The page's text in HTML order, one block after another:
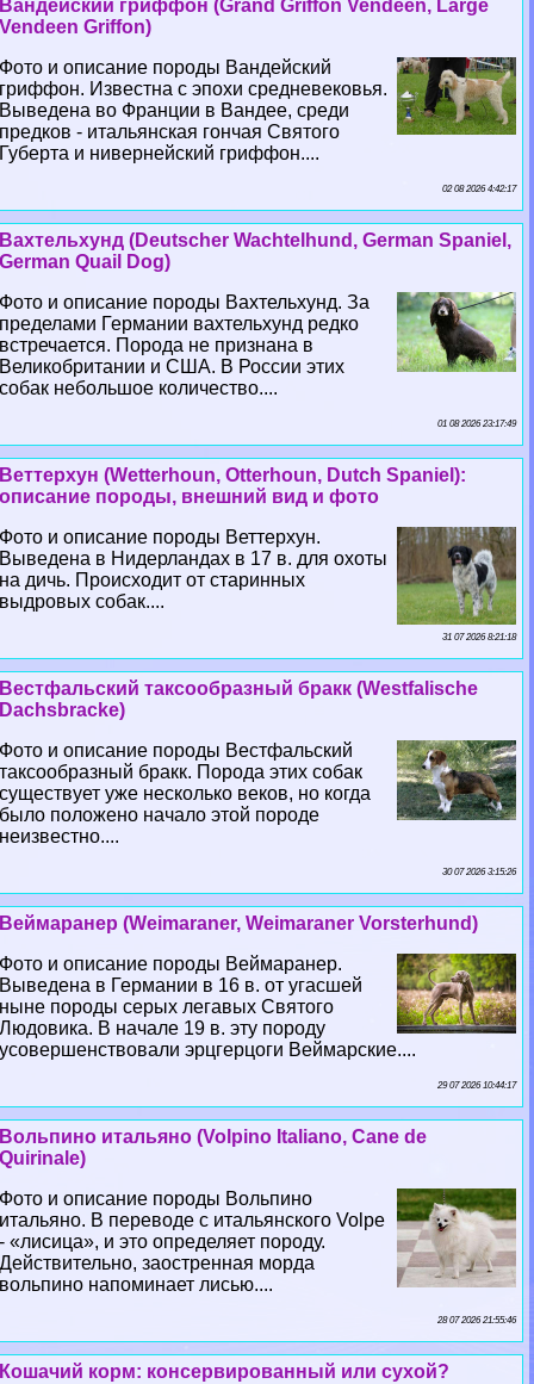
Вандейский гриффон (Grand Griffon Vendeen, Large
Vendeen Griffon)
Фото и описание породы Вандейский
гриффон. Известна с эпохи средневековья.
Выведена во Франции в Вандее, среди
предков - итальянская гончая Святого
Губерта и нивернейский гриффон....
02 08 2026 4:42:17
Вахтельхунд (Deutscher Wachtelhund, German Spaniel,
German Quail Dog)
Фото и описание породы Вахтельхунд. За
пределами Германии вахтельхунд редко
встречается. Порода не признана в
Великобритании и США. В России этих
собак небольшое количество....
01 08 2026 23:17:49
Веттерхун (Wetterhoun, Otterhoun, Dutch Spaniel):
описание породы, внешний вид и фото
Фото и описание породы Веттерхун.
Выведена в Нидерландах в 17 в. для охоты
на дичь. Происходит от старинных
выдровых собак....
31 07 2026 8:21:18
Вестфальский таксообразный бpaкк (Westfalische
Dachsbracke)
Фото и описание породы Вестфальский
таксообразный бpaкк. Порода этих собак
существует уже несколько веков, но когда
было положено начало этой породе
неизвестно....
30 07 2026 3:15:26
Веймаранер (Weimaraner, Weimaraner Vorsterhund)
Фото и описание породы Веймаранер.
Выведена в Германии в 16 в. от угасшей
ныне породы серых легавых Святого
Людовика. В начале 19 в. эту породу
усовершенствовали эрцгерцоги Веймарские....
29 07 2026 10:44:17
Вольпино итальяно (Volpino Italiano, Cane de
Quirinale)
Фото и описание породы Вольпино
итальяно. В переводе с итальянского Volpe
- «лисица», и это определяет породу.
Действительно, заостренная морда
вольпино напоминает лисью....
28 07 2026 21:55:46
Кошачий корм: консервированный или сухой?